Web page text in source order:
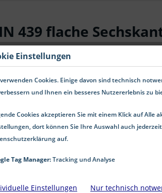
439 flache
Einstellungen
Cookies. Einige davon sind technisch
und Ihnen ein besseres Nutzererlebnis zu
Cookies akzeptieren Sie mit einem Klick auf
dort können Sie Ihre Auswahl auch
auf.
Tag Manager:Tracking und Analyse
Einstellungen Nur technisch